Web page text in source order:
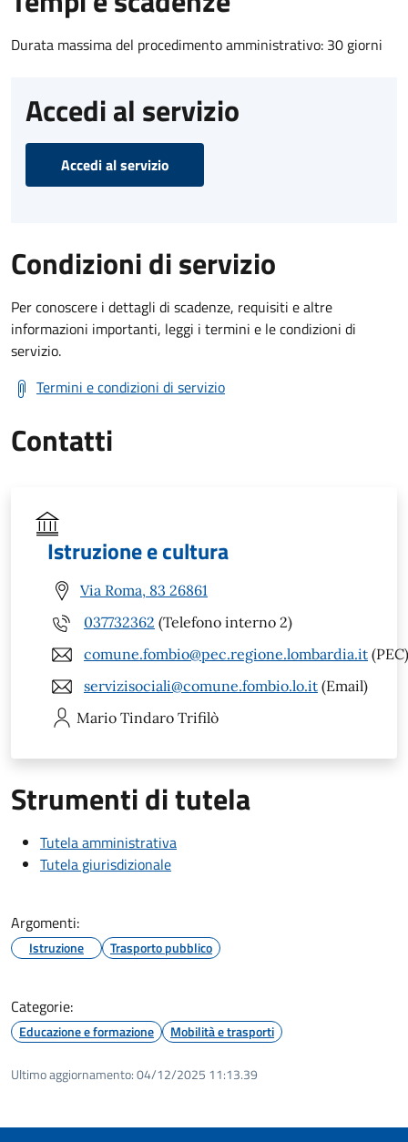
Durata massima del procedimento amministrativo: 30 giorni
Accedi al servizio
Accedi al servizio
Condizioni di servizio
Per conoscere i dettagli di scadenze, requisiti e altre
informazioni importanti, leggi i termini e le condizioni di
servizio.
Termini e condizioni di servizio
Contatti
Istruzione e cultura
Via Roma, 83 26861
037732362 (Telefono interno 2)
comune.fombio@pec.regione.lombardia.it (PEC)
servizisociali@comune.fombio.lo.it (Email)
Mario Tindaro Trifilò
Strumenti di tutela
Tutela amministrativa
Tutela giurisdizionale
Argomenti:
Istruzione Trasporto pubblico
Categorie:
Educazione e formazione Mobilità e trasporti
Ultimo aggiornamento:04/12/2025 11:13.39